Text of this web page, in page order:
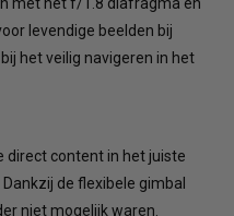
met het f/1.8 diafragma en
levendige beelden bij
het veilig navigeren in het
direct content in het juiste
de flexibele gimbal
niet mogelijk waren.